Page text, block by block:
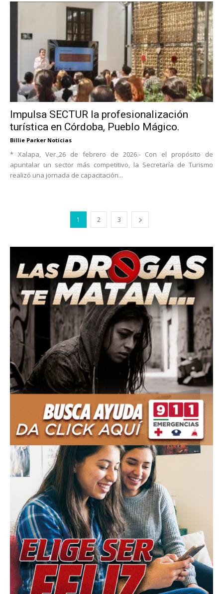
Impulsa SECTUR la profesionalización
turística en Córdoba, Pueblo Mágico.
Billie Parker Noticias
* Xalapa, Ver.,26 de febrero de 2026.- Con el propósito de
apuntalar un sector más competitivo, la Secretaría de Turismo
realizó una jornada de capacitación...
1 2 3